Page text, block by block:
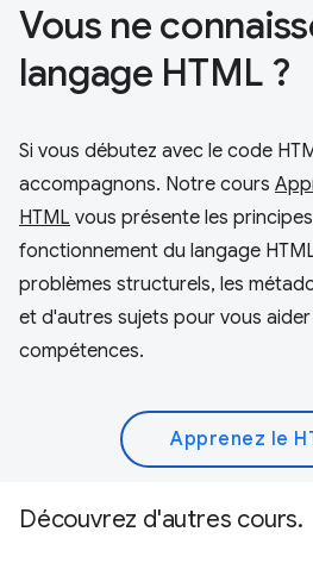
Vous ne
langage HTML ?
Si vous débutez avec le code
accompagnons. Notre cours
HTML vous présente les
fonctionnement du langage
problèmes structurels, les
et d'autres sujets pour vous
compétences.
Apprenez le
Découvrez d'autres cours.